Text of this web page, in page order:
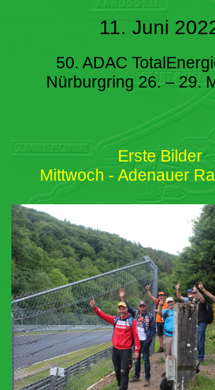
11. Juni
50. ADAC
Nürburgring 26. – 29.
Erste Bilder
Mittwoch - Adenauer